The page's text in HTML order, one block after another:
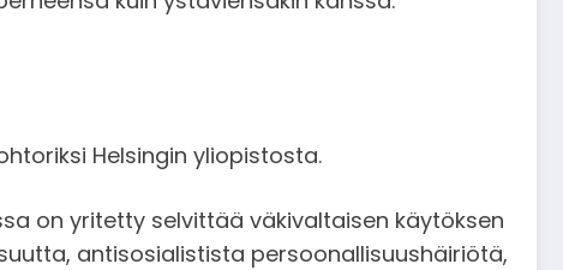
Helsingin yliopistosta.
on yritetty selvittää väkivaltaisen käytöksen
antisosialistista persoonallisuushäiriötä,